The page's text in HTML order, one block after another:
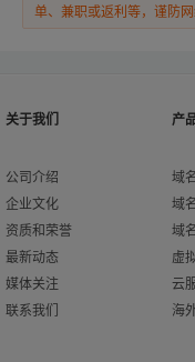
单、兼职或返利等，谨防网
关于我们
公司介绍
企业文化
资质和荣誉
最新动态
媒体关注
联系我们
产
域
域
域
虚
云
海